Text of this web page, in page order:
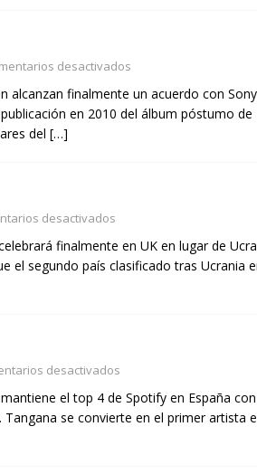
desactivados
alcanzan finalmente un acuerdo con
en 2010 del álbum póstumo de
del […]
desactivados
finalmente en UK en lugar de
el segundo país clasificado tras Ucrania
desactivados
el top 4 de Spotify en España
Tangana se convierte en el primer artista